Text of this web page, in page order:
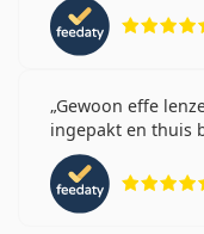
Gewoon effe
ingepakt en thuis